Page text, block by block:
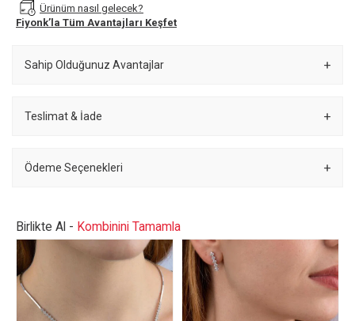
Ürünüm nasıl gelecek?
Fiyonk’la Tüm Avantajları Keşfet
Sahip Olduğunuz Avantajlar
Teslimat & İade
Ödeme Seçenekleri
Birlikte Al - Kombinini Tamamla